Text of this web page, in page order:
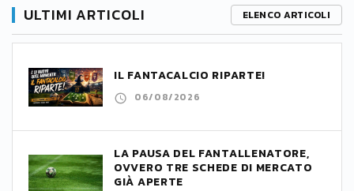
ULTIMI ARTICOLI ELENCO ARTICOLI
IL FANTACALCIO RIPARTE!
06/08/2026
LA PAUSA DEL FANTALLENATORE,
OVVERO TRE SCHEDE DI MERCATO
GIÀ APERTE